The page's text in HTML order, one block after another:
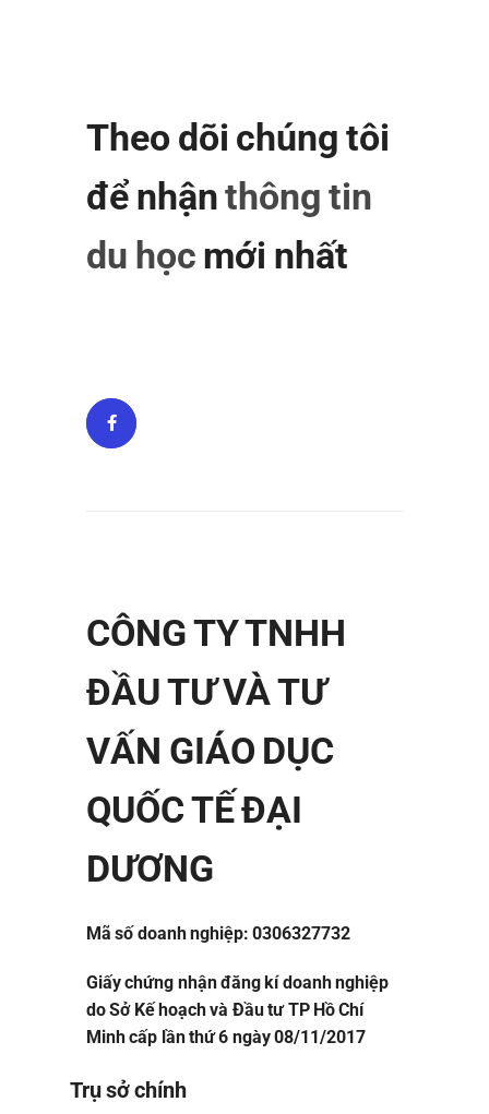
Theo dõi chúng tôi
để nhậnthông tin
du học mới nhất
CÔNG TY TNHH
ĐẦU TƯ VÀ TƯ
VẤN GIÁO DỤC
QUỐC TẾ ĐẠI
DƯƠNG
Mã số doanh nghiệp: 0306327732
Giấy chứng nhận đăng kí doanh nghiệp
do Sở Kế hoạch và Đầu tư TP Hồ Chí
Minh cấp lần thứ 6 ngày 08/11/2017
Trụ sở chính